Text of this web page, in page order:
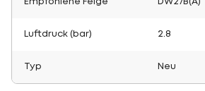
Empfohlene Felge DW27B(A)
Luftdruck (bar) 2.8
Typ Neu